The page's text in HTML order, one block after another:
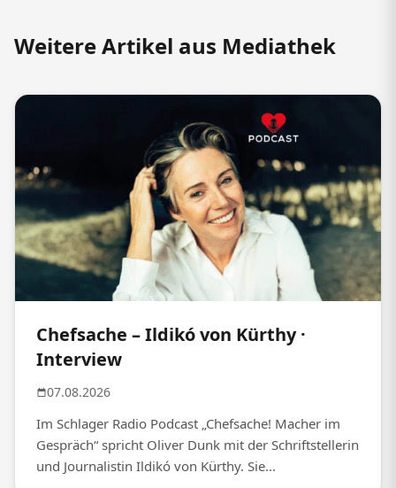
Weitere Artikel aus Mediathek
Chefsache – Ildikó von Kürthy ·
Interview
07.08.2026
Im Schlager Radio Podcast „Chefsache! Macher im
Gespräch“ spricht Oliver Dunk mit der Schriftstellerin
und Journalistin Ildikó von Kürthy. Sie...